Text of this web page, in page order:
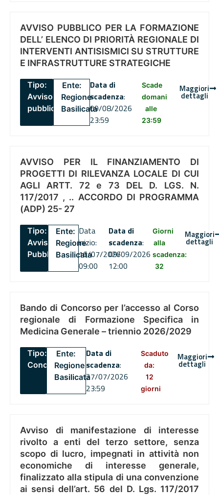
AVVISO PUBBLICO PER LA FORMAZIONE
DELL’ ELENCO DI PRIORITÀ REGIONALE DI
INTERVENTI ANTISISMICI SU STRUTTURE
E INFRASTRUTTURE STRATEGICHE
Tipo:
Avviso
pubblico
Ente:
Regione
Basilicata
Data di
scadenza:
09/08/2026
23:59
Scade
domani
alle
23:59
Maggiori
dettagli
AVVISO PER IL FINANZIAMENTO DI
PROGETTI DI RILEVANZA LOCALE DI CUI
AGLI ARTT. 72 e 73 DEL D. LGS. N.
117/2017 , .. ACCORDO DI PROGRAMMA
(ADP) 25- 27
Tipo:
Avviso
Pubblico
Ente:
Regione
Basilicata
Data
inizio:
16/07/2026
09:00
Data di
scadenza:
09/09/2026
12:00
Giorni
alla
scadenza:
32
Maggiori
dettagli
Bando di Concorso per l’accesso al Corso
regionale di Formazione Specifica in
Medicina Generale – triennio 2026/2029
Tipo:
Concorsi
Ente:
Regione
Basilicata
Data di
scadenza:
27/07/2026
23:59
Scaduto
da:
12
giorni
Maggiori
dettagli
Avviso di manifestazione di interesse
rivolto a enti del terzo settore, senza
scopo di lucro, impegnati in attività non
economiche di interesse generale,
finalizzato alla stipula di una convenzione
ai sensi dell’art. 56 del D. Lgs. 117/2017